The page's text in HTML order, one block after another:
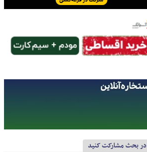
در بحث مشارکت کنید